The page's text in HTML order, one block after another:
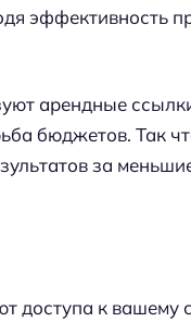
эффективность
арендные
бюджетов. Так
за
доступа к вашему